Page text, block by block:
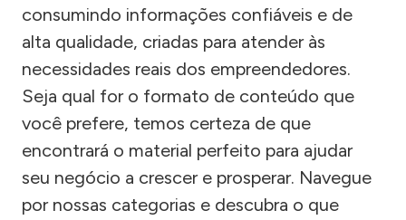
consumindo informações confiáveis e de
alta qualidade, criadas para atender às
necessidades reais dos empreendedores.
Seja qual for o formato de conteúdo que
você prefere, temos certeza de que
encontrará o material perfeito para ajudar
seu negócio a crescer e prosperar. Navegue
por nossas categorias e descubra o que